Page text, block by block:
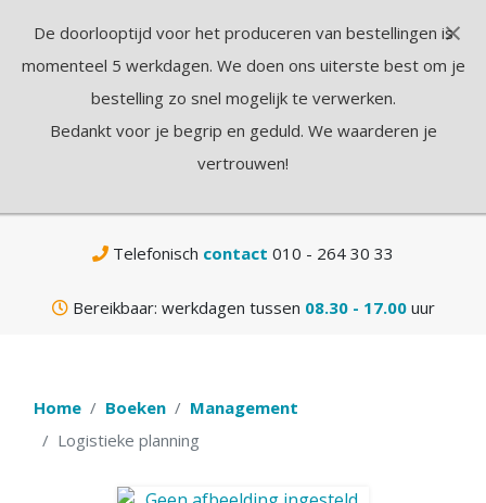
Telefonisch contact 010 - 264 30 33
Bereikbaar: werkdagen tussen 08.30 - 17.00uur
Home Boeken
Management
Logistieke planning
×
De doorlooptijd voor het produceren van bestellingen is
momenteel 5 werkdagen. We doen ons uiterste best om je
bestelling zo snel mogelijk te verwerken.
Bedankt voor je begrip en geduld. We waarderen je
vertrouwen!